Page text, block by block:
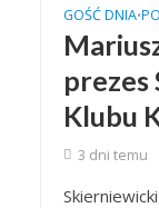
GOŚĆ DNIA•
prezes
Klubu
3 dni temu